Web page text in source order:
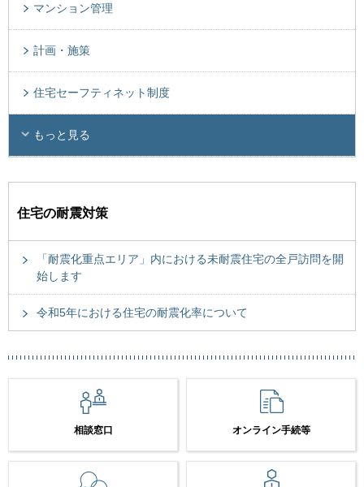
マンション管理
計画・施策
住宅セーフティネット制度
もっと見る
住宅の耐震対策
「耐震化重点エリア」内における未耐震住宅の全戸訪問を開
始します
令和5年における住宅の耐震化率について
相談窓口 オンライン手続等